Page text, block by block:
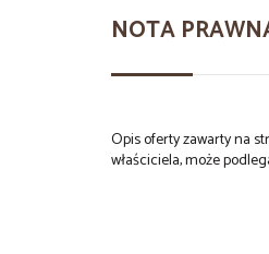
NOTA
Opis oferty zawarty na
właściciela, może